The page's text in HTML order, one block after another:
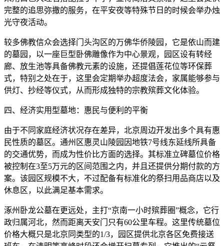
完整的追思弥撒的服务，在平安夜等特殊节日的时候会举办烛
光守夜活动。
较多佛教信众会选择门头沟区的万佛华侨陵园，它是依山而建
的墓园，以一座巨型卧佛雕像作为中心景观，园区设有转经
廊、放生池等具备佛教元素的设施，还提倡莲花位等环保葬
式，特别之处在于，这里会定期举办超度法会，家属能够参与
供灯、抄经等仪式，从而形成独特的宗教殡葬文化体验。
四、经济实用型墓地：惠民与便利的平衡
由于不同家庭经济状况存在差异，北京周边开发出多个具有惠
民性质的墓区。通州区惠灵山陵园因地铁7号线东延线所具备
的交通优势，而成为性价比方面的选择。其标准立碑墓位价格
被控制在3至5万元的区间范围之内，并且还提供分期付款的方
案。该园区规模不大，不过配备有标准化的祭扫用品商店以及
休息区，以此满足基本需求。
涿州卧龙公墓在更远处，主打“京南一小时殡葬圈”概念，它行
政归属河北，然而距离天安门只有60公里车程。这里传统墓位
价格大概只是北京同类型的1/3，园区提供北京各区免费接送